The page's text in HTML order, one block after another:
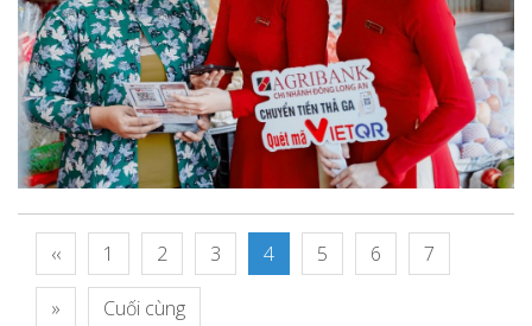
‹‹ 1 2 3 4 5 6 7
» Cuối cùng